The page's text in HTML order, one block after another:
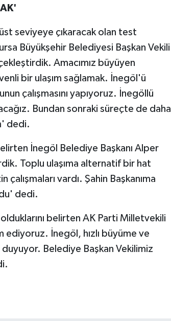
seviyeye çıkaracak olan test
Büyükşehir Belediyesi Başkan Vekili
Amacımız büyüyen
bir ulaşım sağlamak. İnegöl'ü
çalışmasını yapıyoruz. İnegöllü
Bundan sonraki süreçte de daha
dedi.
İnegöl Belediye Başkanı Alper
Toplu ulaşıma alternatif bir hat
çalışmaları vardı. Şahin Başkanıma
dedi.
belirten AK Parti Milletvekili
ediyoruz. İnegöl, hızlı büyüme ve
Belediye Başkan Vekilimiz